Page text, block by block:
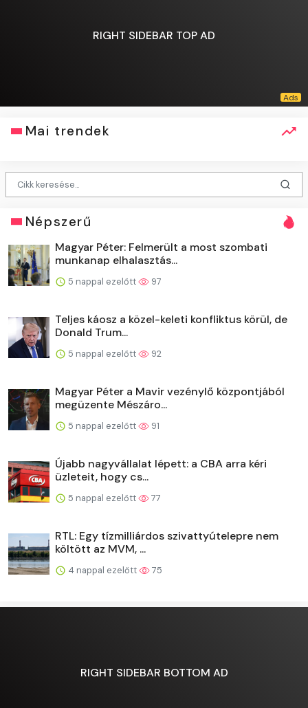
RIGHT SIDEBAR TOP AD
Mai trendek
Népszerű
Magyar Péter: Felmerült a most szombati
munkanap elhalasztás...
5 nappal ezelőtt 97
Teljes káosz a közel-keleti konfliktus körül, de
Donald Trum...
5 nappal ezelőtt 92
Magyar Péter a Mavir vezénylő központjából
megüzente Mészáro...
5 nappal ezelőtt 91
Újabb nagyvállalat lépett: a CBA arra kéri
üzleteit, hogy cs...
5 nappal ezelőtt 77
RTL: Egy tízmilliárdos szivattyútelepre nem
költött az MVM, ...
4 nappal ezelőtt 75
RIGHT SIDEBAR BOTTOM AD